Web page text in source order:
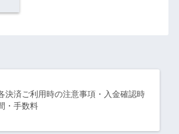
決済ご利用時の注意事項・入金確認時
・手数料